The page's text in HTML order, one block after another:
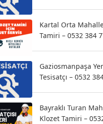
Kartal Orta
Tamiri – 0532 384
Gaziosmanpaşa
Tesisatçı – 0532
Bayraklı Turan
Klozet Tamiri –